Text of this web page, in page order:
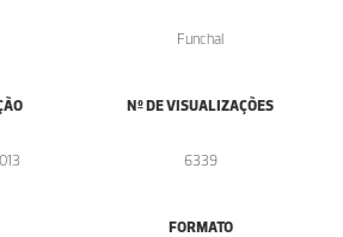
Funchal
Nº DE VISUALIZAÇÕES
6339
FORMATO